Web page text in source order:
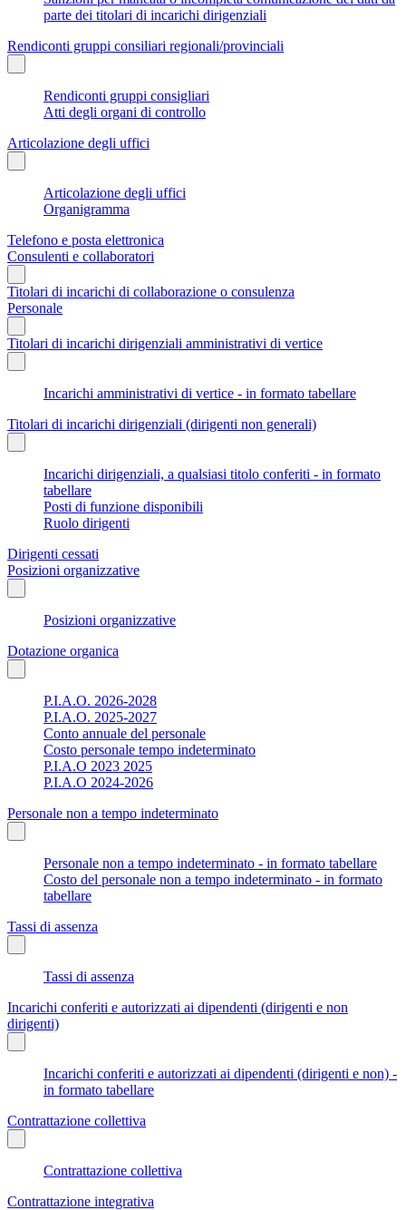
parte dei titolari di incarichi dirigenziali
Rendiconti gruppi consiliari regionali/provinciali
Rendiconti gruppi consigliari
Atti degli organi di controllo
Articolazione degli uffici
Articolazione degli uffici
Organigramma
Telefono e posta elettronica
Consulenti e collaboratori
Titolari di incarichi di collaborazione o consulenza
Personale
Titolari di incarichi dirigenziali amministrativi di vertice
Incarichi amministrativi di vertice - in formato tabellare
Titolari di incarichi dirigenziali (dirigenti non generali)
Incarichi dirigenziali, a qualsiasi titolo conferiti - in formato
tabellare
Posti di funzione disponibili
Ruolo dirigenti
Dirigenti cessati
Posizioni organizzative
Posizioni organizzative
Dotazione organica
P.I.A.O. 2026-2028
P.I.A.O. 2025-2027
Conto annuale del personale
Costo personale tempo indeterminato
P.I.A.O 2023 2025
P.I.A.O 2024-2026
Personale non a tempo indeterminato
Personale non a tempo indeterminato - in formato tabellare
Costo del personale non a tempo indeterminato - in formato
tabellare
Tassi di assenza
Tassi di assenza
Incarichi conferiti e autorizzati ai dipendenti (dirigenti e non
dirigenti)
Incarichi conferiti e autorizzati ai dipendenti (dirigenti e non) -
in formato tabellare
Contrattazione collettiva
Contrattazione collettiva
Contrattazione integrativa